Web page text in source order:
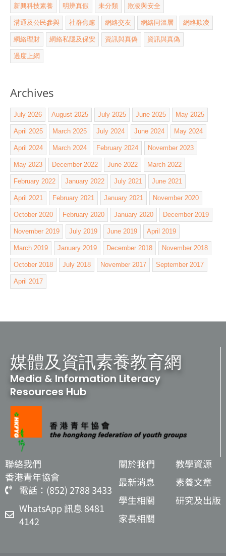
新興科技素養 明辨真假 未分類 欺凌與安全
溝通及公民參與 社群焦慮 網絡交友 網絡同溫層 網絡欺凌
網絡理財 網絡私隱及保安 資訊與真偽 資訊與真偽
過度上網
Archives
July 2026 August 2025 July 2025 June 2025 May 2025
April 2025 March 2025 July 2024 June 2024 May 2024
April 2024 March 2024 February 2024 November 2023
May 2023 December 2022 June 2022 March 2022
February 2022 January 2022 July 2021 June 2021
April 2021 February 2021 January 2021 November 2020
October 2020 February 2020 January 2020 December 2019
November 2019 July 2019 June 2019 April 2019
March 2019 January 2019 December 2018 November 2018
October 2018 July 2018 November 2017 September 2017
April 2017
媒體及資訊素養教育網
Media & Information Literacy
Resources Hub
聯絡我們
香港青年協會
電話：(852) 2788 3433
WhatsApp 訊息 8481
4142
關於我們
最新消息
學生相關
家長相關
教學資源
素養文章
研究及出版